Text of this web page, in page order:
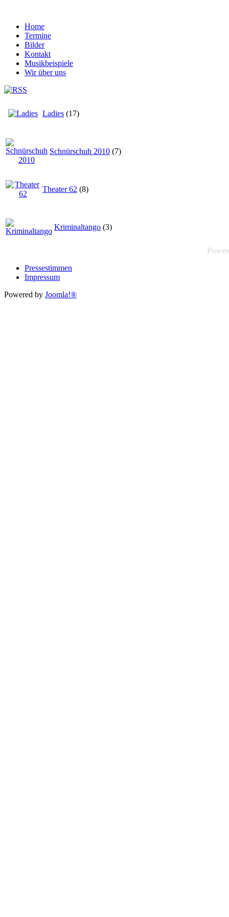
Home
Termine
Bilder
Kontakt
Musikbeispiele
Wir über uns
Ladies (17)
Schnürschuh 2010 (7)
Theater 62 (8)
Kriminaltango (3)
Pressestimmen
Impressum
Powered by Joomla!®